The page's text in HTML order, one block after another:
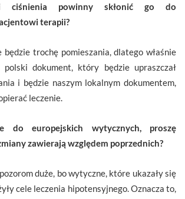
ciśnienia powinny skłonić go do
terapii?
trochę pomieszania, dlatego właśnie
dokument, który będzie upraszczał
i będzie naszym lokalnym dokumentem,
leczenie.
do europejskich wytycznych, proszę
zawierają względem poprzednich?
duże, bo wytyczne, które ukazały się
cele leczenia hipotensyjnego. Oznacza to,